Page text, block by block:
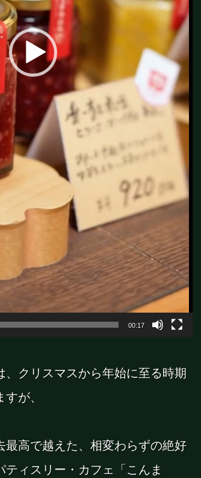
00:17
、クリスマスから年始に至る時期
が、
最高で越えた、相変わらずの絶好
ィスリー・カフェ「こんま